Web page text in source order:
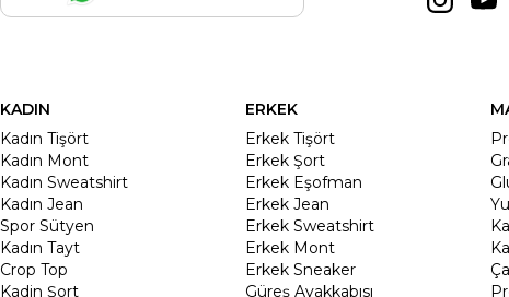
KADIN
Kadın Tişört
Kadın Mont
Kadın Sweatshirt
Kadın Jean
Spor Sütyen
Kadın Tayt
Crop Top
Kadin Şort
ERKEK
Erkek Tişört
Erkek Şort
Erkek Eşofman
Erkek Jean
Erkek Sweatshirt
Erkek Mont
Erkek Sneaker
Güreş Ayakkabısı